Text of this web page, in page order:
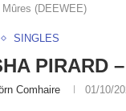
(DEEWEE)
SINGLES
PIRARD
Comhaire 01/10/